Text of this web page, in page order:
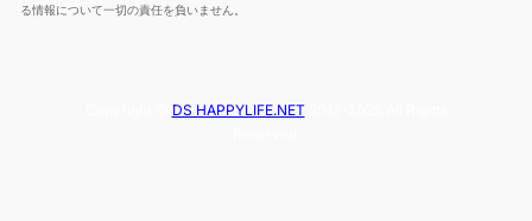
る情報について一切の責任を負いません。
DS HAPPYLIFE.NET2012-2025 All Rights